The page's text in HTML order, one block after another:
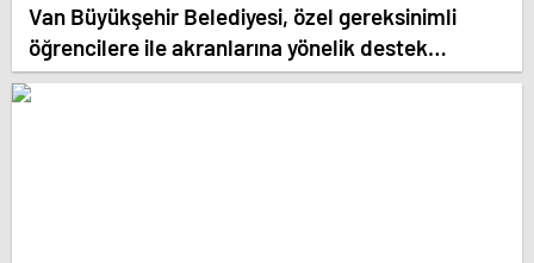
Van Büyükşehir Belediyesi, özel gereksinimli
öğrencilere ile akranlarına yönelik destek
programı düzenledi